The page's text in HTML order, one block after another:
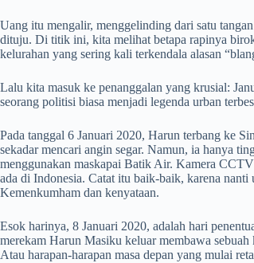
Uang itu mengalir, menggelinding dari satu
dituju. Di titik ini, kita melihat betapa rapinya
kelurahan yang sering kali terkendala alasan
Lalu kita masuk ke penanggalan yang krusial:
seorang politisi biasa menjadi legenda urban
Pada tanggal 6 Januari 2020, Harun terbang ke
sekadar mencari angin segar. Namun, ia hanya
menggunakan maskapai Batik Air. Kamera
ada di Indonesia. Catat itu baik-baik, karena
Kemenkumham dan kenyataan.
Esok harinya, 8 Januari 2020, adalah hari
merekam Harun Masiku keluar membawa
Atau harapan-harapan masa depan yang mulai